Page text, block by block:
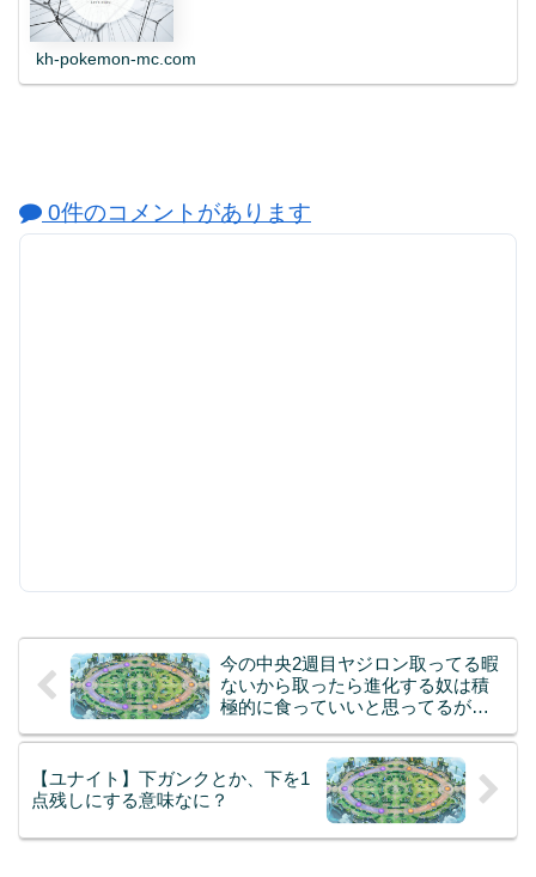
kh-pokemon-mc.com
0件のコメントがあります
今の中央2週目ヤジロン取ってる暇
ないから取ったら進化する奴は積
極的に食っていいと思ってるがど
うかね？
【ユナイト】下ガンクとか、下を1
点残しにする意味なに？